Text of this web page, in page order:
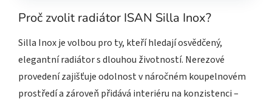
Proč zvolit radiátor ISAN Silla Inox?
Silla Inox je volbou pro ty, kteří hledají osvědčený,
elegantní radiátor s dlouhou životností. Nerezové
provedení zajišťuje odolnost v náročném koupelnovém
prostředí a zároveň přidává interiéru na konzistenci –